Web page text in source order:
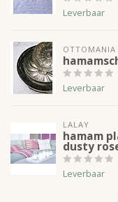
Leverbaar
OTTOMANIA
Leverbaar
LALAY
hamam
dusty
Leverbaar